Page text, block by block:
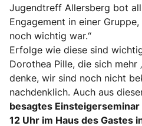
Jugendtreff Allersberg bot
Engagement in einer
noch wichtig war.“
Erfolge wie diese sind
Dorothea Pille, die sich mehr
denke, wir sind noch nicht
nachdenklich. Auch aus
besagtes
12 Uhr im Haus des Gastes